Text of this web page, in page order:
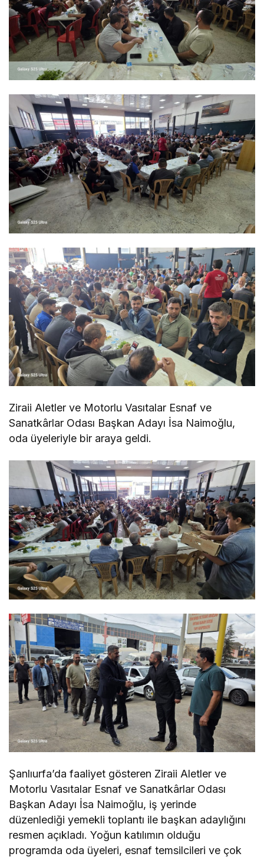
Ziraii Aletler ve Motorlu Vasıtalar Esnaf ve
Sanatkârlar Odası Başkan Adayı İsa Naimoğlu,
oda üyeleriyle bir araya geldi.
Şanlıurfa’da faaliyet gösteren Ziraii Aletler ve
Motorlu Vasıtalar Esnaf ve Sanatkârlar Odası
Başkan Adayı İsa Naimoğlu, iş yerinde
düzenlediği yemekli toplantı ile başkan adaylığını
resmen açıkladı. Yoğun katılımın olduğu
programda oda üyeleri, esnaf temsilcileri ve çok